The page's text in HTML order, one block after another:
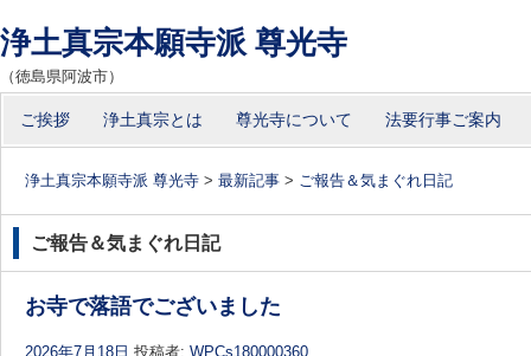
浄土真宗本願寺派 尊光寺
（徳島県阿波市）
メインメニュー
テ
ツ
へ
移
ご挨拶 浄土真宗とは 尊光寺について 法要行事ご案内
浄土真宗本願寺派 尊光寺 > 最新記事 > ご報告＆気まぐれ日記
ご報告＆気まぐれ日記
お寺で落語でございました
2026年7月18日 投稿者: WPCs180000360